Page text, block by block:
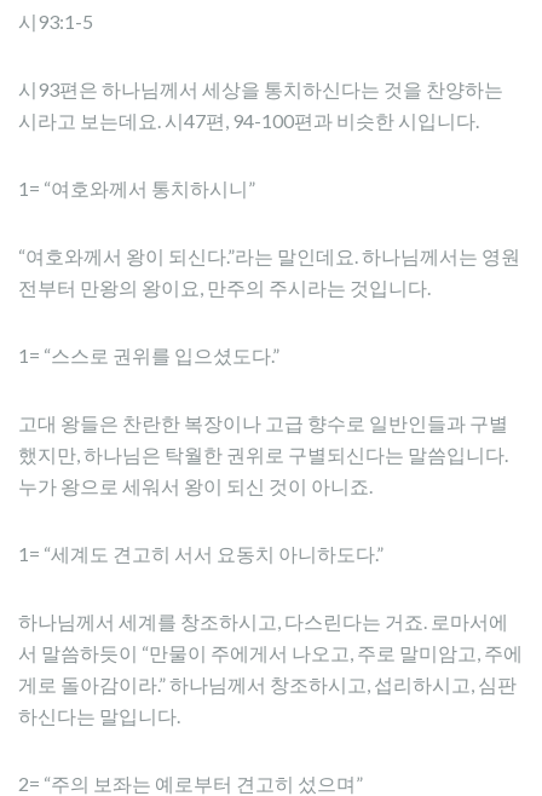
시93:1-5
시93편은 하나님께서 세상을 통치하신다는 것을 찬양하는
시라고 보는데요. 시47편, 94-100편과 비슷한 시입니다.
1= “여호와께서 통치하시니”
“여호와께서 왕이 되신다.”라는 말인데요. 하나님께서는 영원
전부터 만왕의 왕이요, 만주의 주시라는 것입니다.
1= “스스로 권위를 입으셨도다.”
고대 왕들은 찬란한 복장이나 고급 향수로 일반인들과 구별
했지만, 하나님은 탁월한 권위로 구별되신다는 말씀입니다.
누가 왕으로 세워서 왕이 되신 것이 아니죠.
1= “세계도 견고히 서서 요동치 아니하도다.”
하나님께서 세계를 창조하시고, 다스린다는 거죠. 로마서에
서 말씀하듯이 “만물이 주에게서 나오고, 주로 말미암고, 주에
게로 돌아감이라.” 하나님께서 창조하시고, 섭리하시고, 심판
하신다는 말입니다.
2= “주의 보좌는 예로부터 견고히 섰으며”